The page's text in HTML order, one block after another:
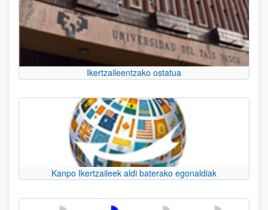
Ikertzaileentzako ostatua
Kanpo Ikertzaileek aldi baterako egonaldiak